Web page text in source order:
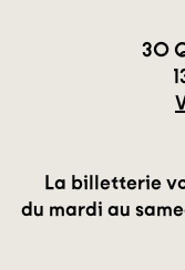
30
La billetterie
du mardi au